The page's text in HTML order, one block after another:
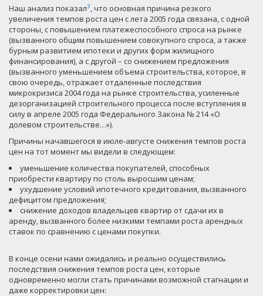
Наш анализ показал3, что основная причина резкого
увеличения темпов роста цен с лета 2005 года связана, с одной
стороны, с повышением платежеспособного спроса на рынке
(вызванного общим повышением совокупного спроса, а также
бурным развитием ипотеки и других форм жилищного
финансирования), а с другой – со снижением предложения
(вызванного уменьшением объема строительства, которое, в
свою очередь, отражает отдаленные последствия
микрокризиса 2004 года на рынке строительства, усиленные
дезорганизацией строительного процесса после вступления в
силу в апреле 2005 года Федерального Закона № 214 «О
долевом строительстве…»).
Причины начавшегося в июле-августе снижения темпов роста
цен на тот момент мы видели в следующем:
уменьшение количества покупателей, способных
приобрести квартиру по столь выросшим ценам;
ухудшение условий ипотечного кредитования, вызванного
дефицитом предложения;
снижение доходов владельцев квартир от сдачи их в
аренду, вызванного более низкими темпами роста арендных
ставок по сравнению с ценами покупки.
В конце осени нами ожидались и реально осуществились
последствия снижения темпов роста цен, которые
одновременно могли стать причинами возможной стагнации и
даже корректировки цен: